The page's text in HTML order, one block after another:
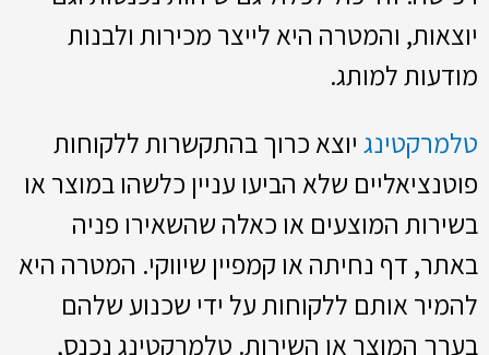
יוצאות, והמטרה היא לייצר מכירות ולבנות
מודעות למותג.
טלמרקטינג יוצא כרוך בהתקשרות ללקוחות
פוטנציאליים שלא הביעו עניין כלשהו במוצר או
בשירות המוצעים או כאלה שהשאירו פניה
באתר, דף נחיתה או קמפיין שיווקי. המטרה היא
להמיר אותם ללקוחות על ידי שכנוע שלהם
בערך המוצר או השירות. טלמרקטינג נכנס,